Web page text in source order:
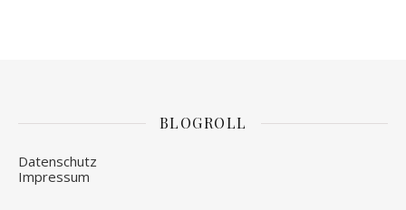
BLOGROLL
Datenschutz
Impressum